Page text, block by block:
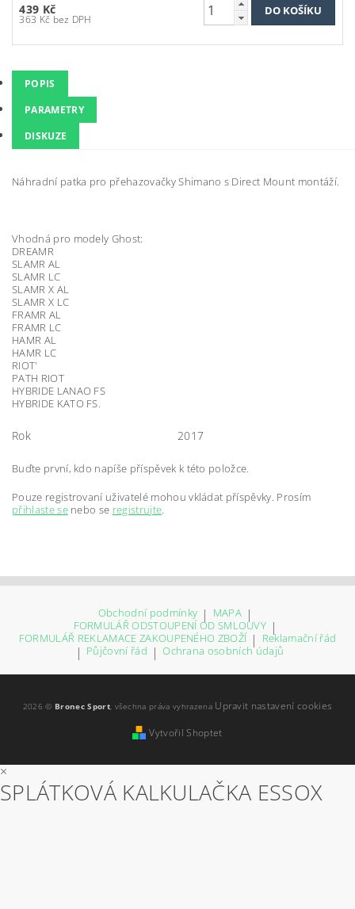
439 Kč
363 Kč bez DPH
POPIS
PARAMETRY
DISKUZE
Náhradní patka pro přehazovačky Shimano s Direct Mount montáží.
Vhodná pro modely Ghost:
DREAMR
SLAMR AL
SLAMR LC
SLAMR X AL
SLAMR X LC
FRAMR AL
FRAMR LC
HAMR AL
HAMR LC
RIOT'
PATH RIOT
HYBRIDE LANAO FS
HYBRIDE KATO FS.
Rok 2017
Buďte první, kdo napíše příspěvek k této položce.
Pouze registrovaní uživatelé mohou vkládat příspěvky. Prosím
přihlaste senebo se registrujte.
Obchodní podmínky | MAPA |
FORMULÁŘ ODSTOUPENÍ OD SMLOUVY |
FORMULÁŘ REKLAMACE ZAKOUPENÉHO ZBOŽÍ | Reklamační řád
| Půjčovní řád | Ochrana osobních údajů
2026 © Bronec Sport, všechna práva vyhrazena Upravit nastavení cookies
Vytvořil Shoptet
×
SPLÁTKOVÁ KALKULAČKA ESSOX